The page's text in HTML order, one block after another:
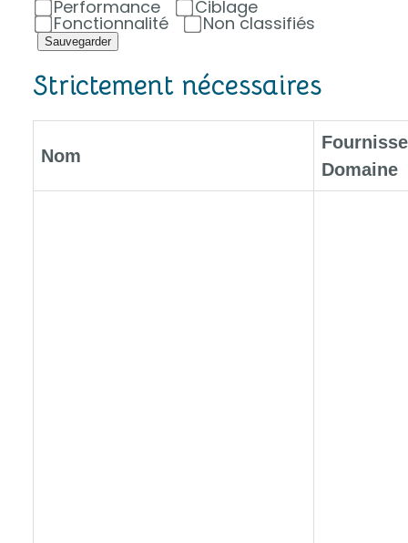
Performance Ciblage
Fonctionnalité Non classifiés
Sauvegarder
Strictement nécessaires
Nom
Domaine